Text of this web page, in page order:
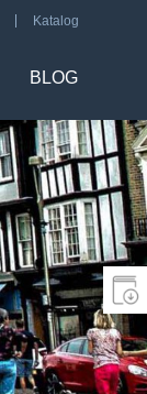
Katalog
BLOG